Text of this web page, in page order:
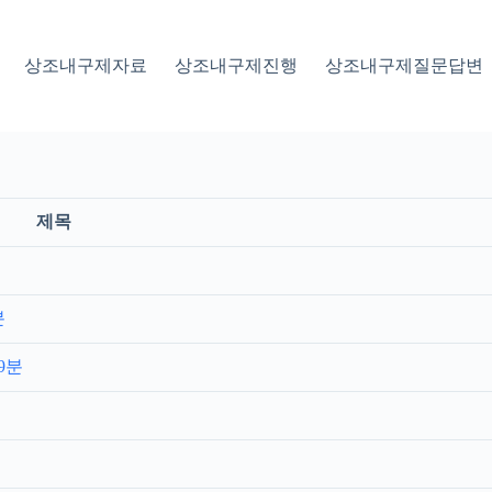
상조내구제자료 상조내구제진행 상조내구제질문답변
제목
분